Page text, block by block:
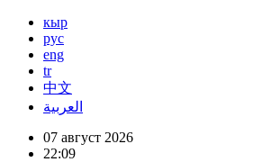
кыр
рус
eng
tr
中文
العربية
07 август 2026
22:09